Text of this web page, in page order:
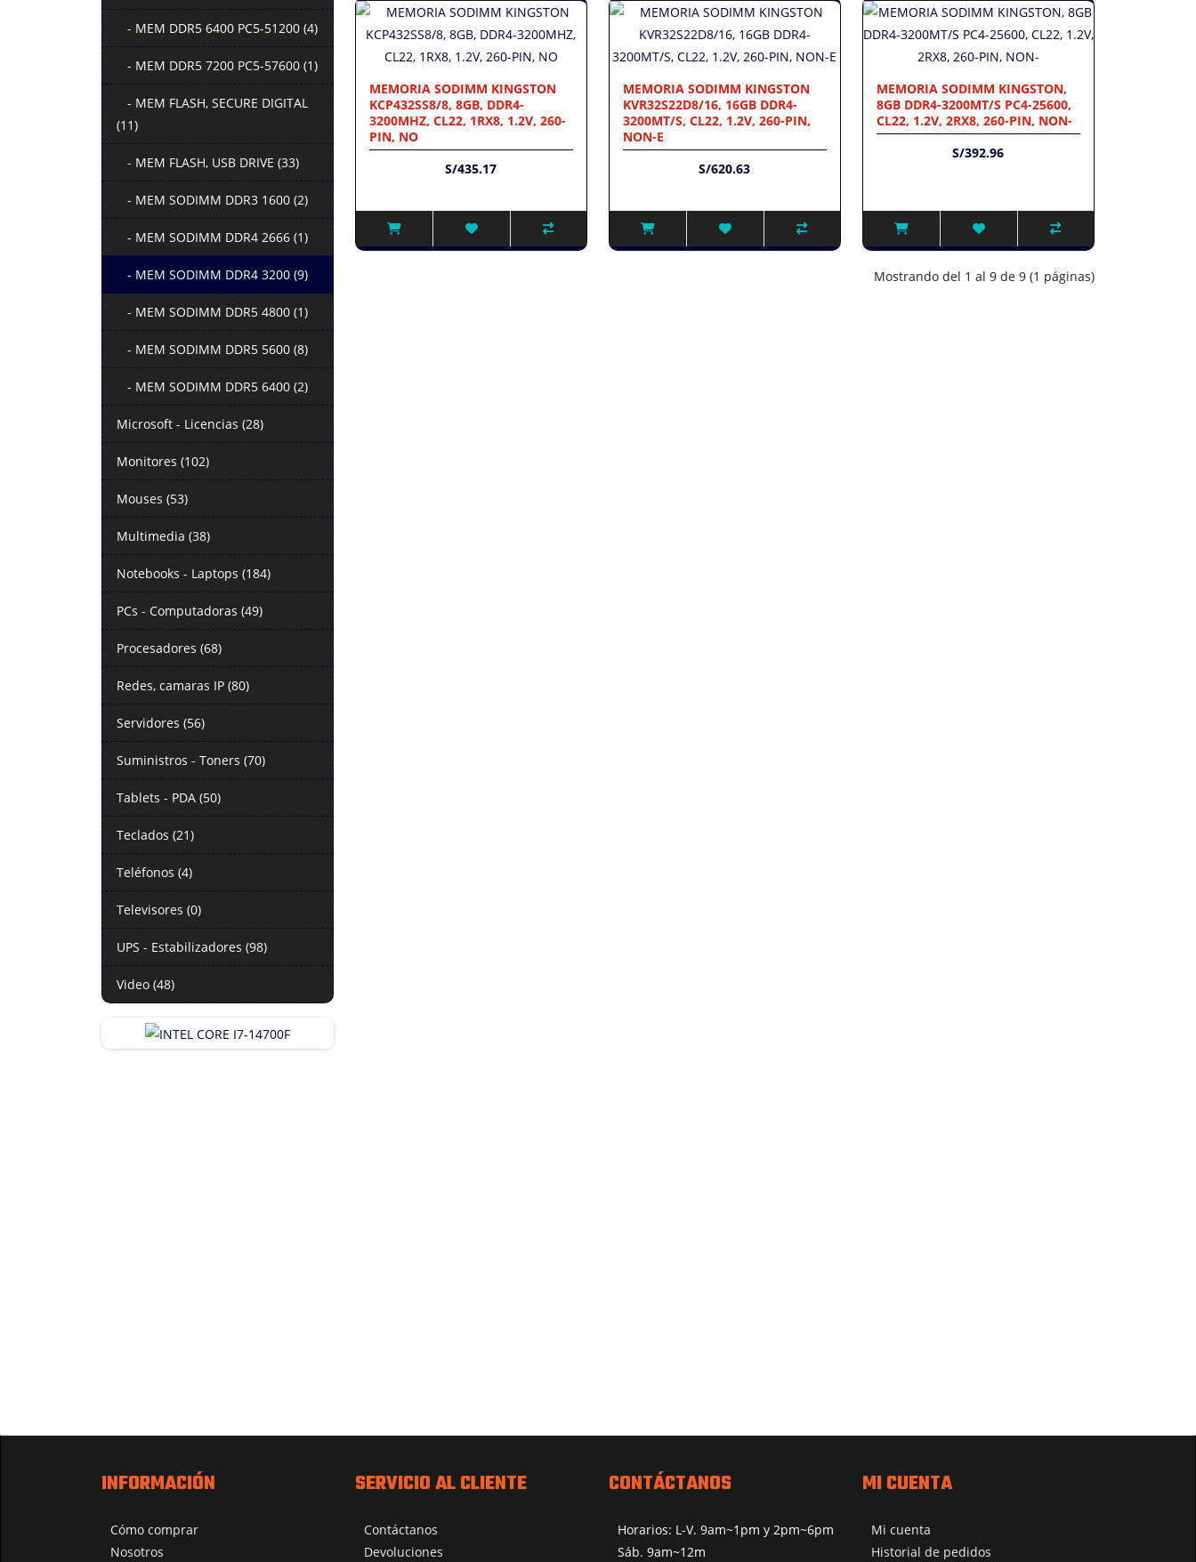
- MEM DDR5 6400 PC5-51200 (4)
- MEM DDR5 7200 PC5-57600 (1)
- MEM FLASH, SECURE DIGITAL
(11)
- MEM FLASH, USB DRIVE (33)
- MEM SODIMM DDR3 1600 (2)
- MEM SODIMM DDR4 2666 (1)
- MEM SODIMM DDR4 3200 (9)
- MEM SODIMM DDR5 4800 (1)
- MEM SODIMM DDR5 5600 (8)
- MEM SODIMM DDR5 6400 (2)
Microsoft - Licencias (28)
Monitores (102)
Mouses (53)
Multimedia (38)
Notebooks - Laptops (184)
PCs - Computadoras (49)
Procesadores (68)
Redes, camaras IP (80)
Servidores (56)
Suministros - Toners (70)
Tablets - PDA (50)
Teclados (21)
Teléfonos (4)
Televisores (0)
UPS - Estabilizadores (98)
Video (48)
MEMORIA SODIMM KINGSTON
KCP432SS8/8, 8GB, DDR4-
3200MHZ, CL22, 1RX8, 1.2V, 260-
PIN, NO
S/435.17
MEMORIA SODIMM KINGSTON
KVR32S22D8/16, 16GB DDR4-
3200MT/S, CL22, 1.2V, 260-PIN,
NON-E
S/620.63
MEMORIA SODIMM KINGSTON,
8GB DDR4-3200MT/S PC4-25600,
CL22, 1.2V, 2RX8, 260-PIN, NON-
S/392.96
Mostrando del 1 al 9 de 9 (1 páginas)
INFORMACIÓN
Cómo comprar
Nosotros
SERVICIO AL CLIENTE
Contáctanos
Devoluciones
CONTÁCTANOS
Horarios: L-V. 9am~1pm y 2pm~6pm
Sáb. 9am~12m
MI CUENTA
Mi cuenta
Historial de pedidos